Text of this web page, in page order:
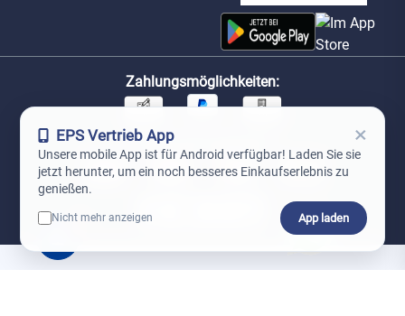
Zahlungsmöglichkeiten:
Unsere Versandpartner:
EPS Vertrieb App ×
Unsere mobile App ist für Android verfügbar! Laden Sie sie
jetzt herunter, um ein noch besseres Einkaufserlebnis zu
genießen.
Nicht mehr anzeigen App laden